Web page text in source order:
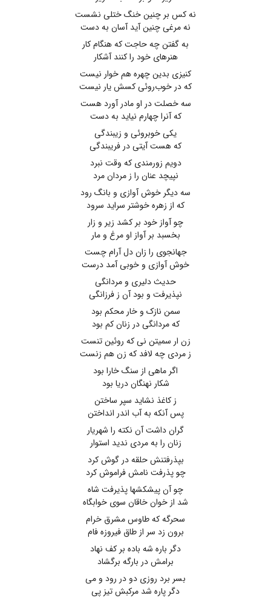
نه کس بر چنین خنگ ختلی نشست
نه مرغی چنین آید آسان به دست
به گفتن چه حاجت که هنگام کار
هنرهای خود را کنند آشکار
کنیزی بدین چهره هم خوار نیست
که در خوب‌روئی کسش یار نیست
سه خصلت در او مادر آورد هست
که آنرا چهارم نیاید به دست
یکی خوبروئی و زیبندگی
که هست آیتی در فریبندگی
دویم زورمندی که وقت نبرد
نپیچد عنان را ز مردان مرد
سه دیگر خوش آوازی و بانگ رود
که از زهره خوشتر سراید سرود
چو آواز خود بر کشد زیر و زار
بخسبد بر آواز او مرغ و مار
جهانجوی را زان دل آرام چست
خوش آوازی و خوبی آمد درست
حدیث دلیری و مردانگی
نپذیرفت و بود آن ز فرزانگی
سمن نازک و خار محکم بود
که مردانگی در زنان کم بود
زن ار سمیتن نی که روئین تنست
ز مردی چه لافد که زن هم زنست
اگر ماهی از سنگ خارا بود
شکار نهنگان دریا بود
ز کاغذ نشاید سپر ساختن
پس آنکه به آب اندر انداختن
گران داشت آن نکته را شهریار
زنان را به مردی ندید استوار
بپذرفتنش حلقه در گوش کرد
چو پذرفت نامش فراموش کرد
چو آن پیشکشها پذیرفت شاه
شد از خوان خاقان سوی خوابگاه
سحرگه که طاوس مشرق خرام
برون زد سر از طاق فیروزه فام
دگر باره شه باده بر کف نهاد
برامش در بارگه برگشاد
بسر برد روزی دو در رود و می
دگر پاره شد مرکبش تیز پی